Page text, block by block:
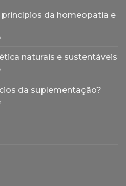
o
Natural
princípios da homeopatia e
em
alguns
princípios
homeopatia
a
naturais e sustentáveis
em
cosmética
naturais
da suplementação?
em